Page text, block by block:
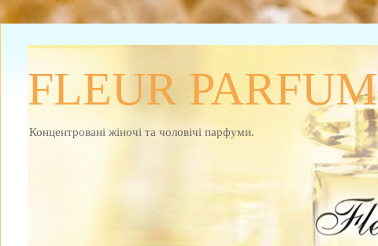
FLEUR PARFUM
Концентровані жіночі та чоловічі парфуми.